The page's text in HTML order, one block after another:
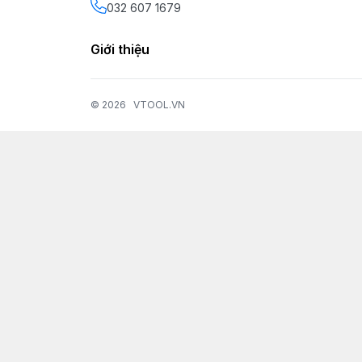
032 607 1679
Giới thiệu
© 2026 VTOOL.VN